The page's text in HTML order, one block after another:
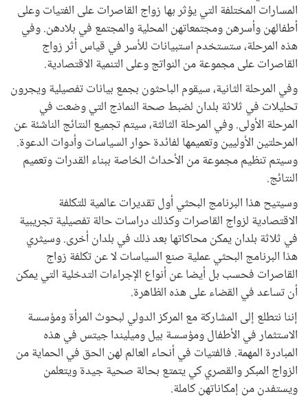
المسارات المختلفة التي يؤثر بها زواج القاصرات على الفتيات وعلى
أطفالهن وأسرهن ومجتمعاتهن المحلية والمجتمع في بلادهن. وفي
هذه المرحلة، ستستخدم استبيانات للأسر في قياس أثر زواج
القاصرات على مجموعة من النواتج وعلى التنمية الاقتصادية.
وفي المرحلة الثانية، سيقوم الباحثون بجمع بيانات تفصيلية ويجرون
تحليلات في ثلاثة بلدان لضبط صحة النماذج التي وضعت في
المرحلة الأولى. وفي المرحلة الثالثة، سيتم تجميع النتائج الناشئة عن
المرحلتين الأوليين وتعميمها لفائدة حوار السياسات وأدوات الدعوة.
وسيتم تنظيم مجموعة من الأحداث الخاصة ببناء القدرات وتعميم
النتائج.
وسيتيح هذا البرنامج البحثي أول تقديرات عالمية للتكلفة
الاقتصادية لزواج القاصرات وكذلك دراسات حالة تفصيلية تجريبية
في ثلاثة بلدان يمكن محاكاتها بعد ذلك في بلدان أخرى. وسيثري
هذا البرنامج البحثي عملية صنع السياسات لا عن تكلفة زواج
القاصرات فحسب بل أيضا عن أنواع الإجراءات التدخلية التي يمكن
أن تساعد في القضاء على هذه الظاهرة.
إننا نتطلع إلى المشاركة مع المركز الدولي لبحوث المرأة ومؤسسة
الاستثمار في الأطفال ومؤسسة بيل وميليندا جيتس في هذه
المبادرة المهمة. فالفتيات في أنحاء العالم لهن الحق في الحماية من
الزواج المبكر والقصري كي يتمتع بحالة صحية جيدة ويتعلمن
ويستفدن من إمكاناتهن كاملة.